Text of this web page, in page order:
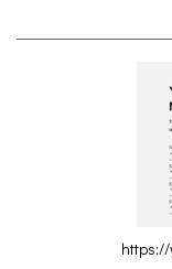
https://